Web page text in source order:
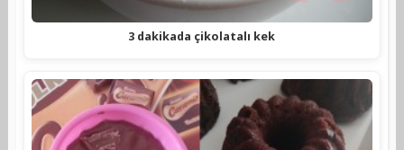
3 dakikada çikolatalı kek